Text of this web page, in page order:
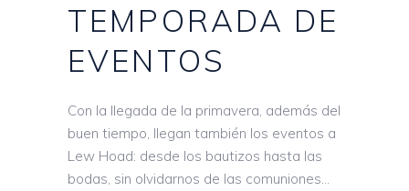
TEMPORADA DE
EVENTOS
Con la llegada de la primavera, además del
buen tiempo, llegan también los eventos a
Lew Hoad: desde los bautizos hasta las
bodas, sin olvidarnos de las comuniones…